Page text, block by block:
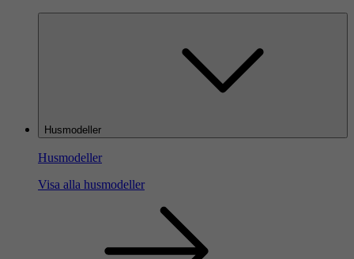
Husmodeller
Husmodeller
Visa alla husmodeller